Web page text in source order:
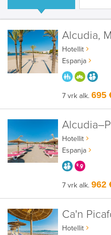
Alcudia,
Hotellit
Espanja
PARASTAHYVÄÄN
7 vrk alk.695
Hotellit
Espanja
AIKUISEEN
7 vrk alk.962
Ca'n
Hotellit